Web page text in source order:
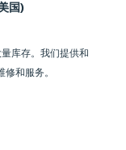
国)
库存。我们提供和
和服务。